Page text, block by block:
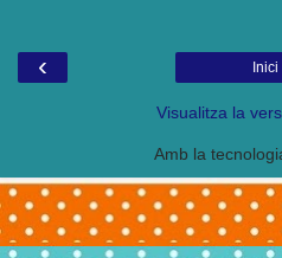
‹ Inici
Visualitza la
Amb la